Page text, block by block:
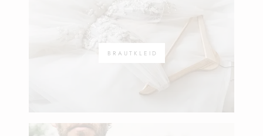
BRAUTKLEID